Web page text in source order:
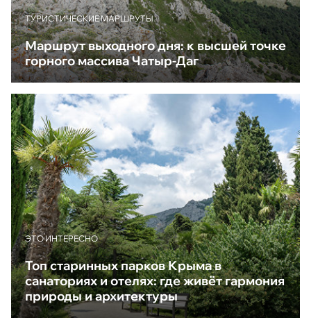
ТУРИСТИЧЕСКИЕ МАРШРУТЫ
Маршрут выходного дня: к высшей точке
горного массива Чатыр-Даг
ЭТО ИНТЕРЕСНО
Топ старинных парков Крыма в
санаториях и отелях: где живёт гармония
природы и архитектуры